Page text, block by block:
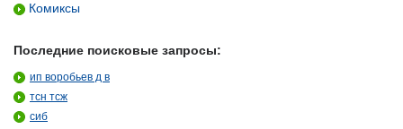
Комиксы
Последние поисковые запросы:
ип воробьев д в
тсн тсж
сиб